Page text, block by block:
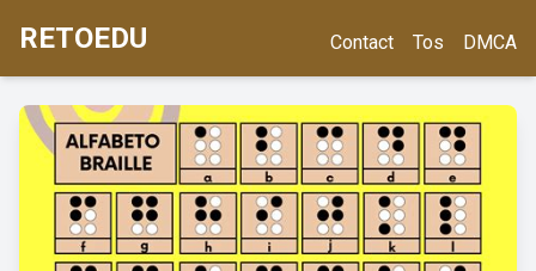
RETOEDU Contact Tos DMCA